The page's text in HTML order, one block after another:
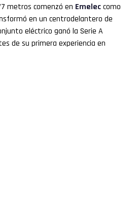
metros comenzó en Emeleccomo
en un centrodelantero de
eléctrico ganó la Serie A
de su primera experiencia en